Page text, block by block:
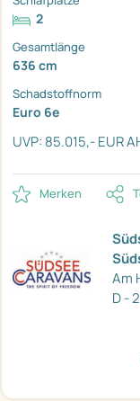
2
Gesamtlänge
636 cm
Schadstoffnorm
Euro 6e
UVP: 85.015,- EUR
Merken
Am
D -